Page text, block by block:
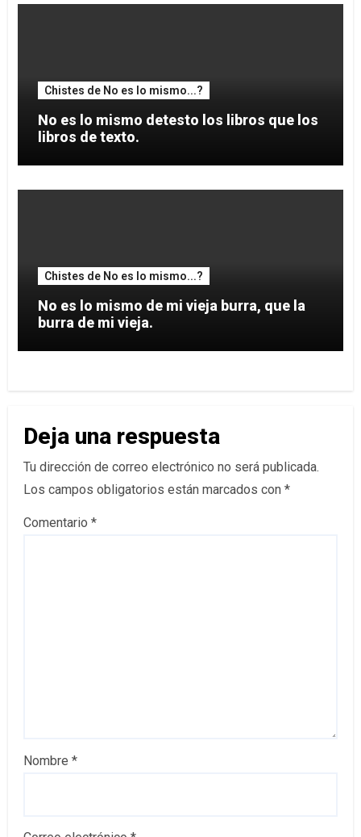
Chistes de No es lo mismo...?
No es lo mismo detesto los libros que los
libros de texto.
Chistes de No es lo mismo...?
No es lo mismo de mi vieja burra, que la
burra de mi vieja.
Deja una respuesta
Tu dirección de correo electrónico no será publicada.
Los campos obligatorios están marcados con *
Comentario *
Nombre *